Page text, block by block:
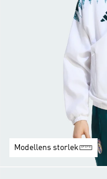
Modellens storlek